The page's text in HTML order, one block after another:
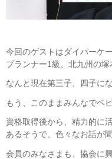
今回のゲストはダイパーケ
プランナー1級、北九州の
なんと現在第三子、四子に
もう、このままみんなでベ
資格取得後から、精力的に
あるそうで、色々なお話が
会員のみなさまも、協会に